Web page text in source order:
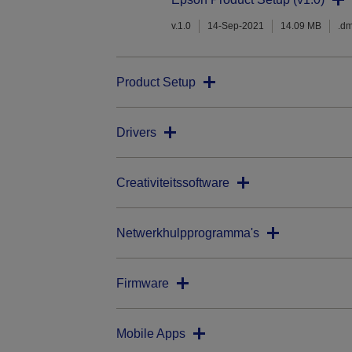
v.1.0 14-Sep-2021 14.09 MB
Product Setup
Drivers
Creativiteitssoftware
Netwerkhulpprogramma's
Firmware
Mobile Apps